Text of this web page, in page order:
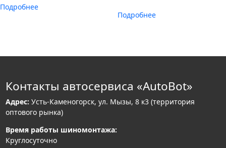
Подробнее
Подробнее
Контакты автосервиса «AutoBot»
Адрес: Усть-Каменогорск, ул. Мызы, 8 к3 (территория
оптового рынка)
Время работы шиномонтажа:
Круглосуточно